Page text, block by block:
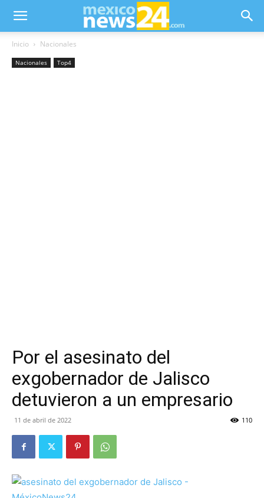
Inicio Nacionales
Nacionales Top4
Por el asesinato del
exgobernador de Jalisco
detuvieron a un empresario
11 de abril de 2022 110